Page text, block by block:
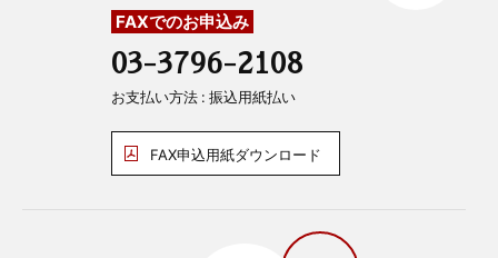
FAXでのお申込み
03-3796-2108
お支払い方法 : 振込用紙払い
FAX申込用紙ダウンロード